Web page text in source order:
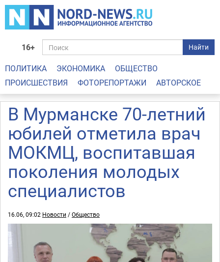
16+ Найти
ПОЛИТИКА ЭКОНОМИКА
ОБЩЕСТВО
ПРОИСШЕСТВИЯ
ФОТОРЕПОРТАЖИ АВТОРСКОЕ
В Мурманске 70-летний
юбилей отметила врач
МОКМЦ, воспитавшая
поколения молодых
специалистов
16.06, 09:02 Новости /Общество